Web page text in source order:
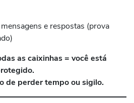
e respostas (prova
as caixinhas = você está
de perder tempo ou sigilo.